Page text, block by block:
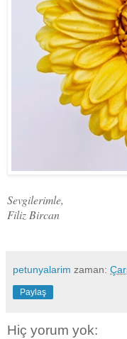
Sevgilerimle,
Filiz Bircan
petunyalarim zaman:
Paylaş
Hiç yorum yok: